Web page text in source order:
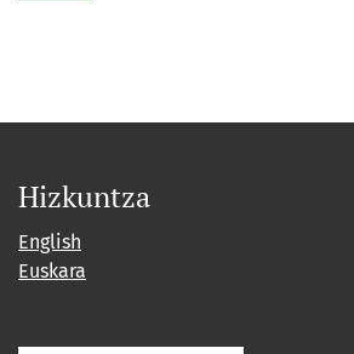
Hizkuntza
English
Euskara